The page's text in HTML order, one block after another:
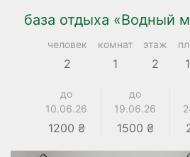
база отдыха «Водный
человек
2
комнат
1
этаж
2
до
10.06.26
1200 ₴
до
19.06.26
1500 ₴